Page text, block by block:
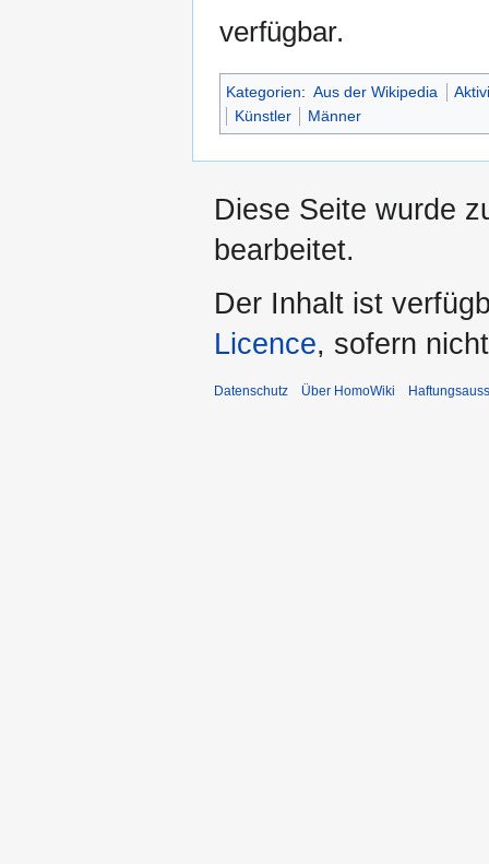
verfügbar.
Kategorien: Aus der Wikipedia
Künstler
Männer
Diese Seite wurde
bearbeitet.
Der Inhalt ist
Licence, sofern
Datenschutz Über HomoWiki